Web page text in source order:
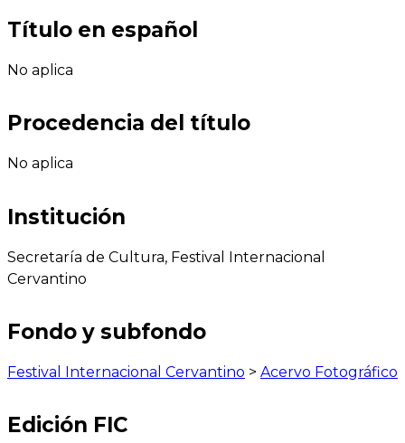
Título en español
No aplica
Procedencia del título
No aplica
Institución
Secretaría de Cultura, Festival Internacional
Cervantino
Fondo y subfondo
Festival Internacional Cervantino > Acervo Fotográfico
Edición FIC